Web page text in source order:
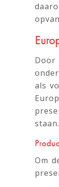
Door
als
staan.
Om